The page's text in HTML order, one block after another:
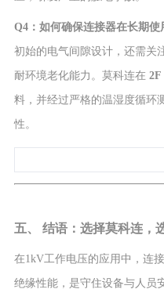
Q4：如何确保连接器在长期使
初始的电气间隙设计，还需关
耐环境老化能力。莫科连在 2F
料，并经过严格的温湿度循环
性。
五、 结语：选择莫科连，
在1kV工作电压的应用中，连
绝缘性能，是守住设备与人员